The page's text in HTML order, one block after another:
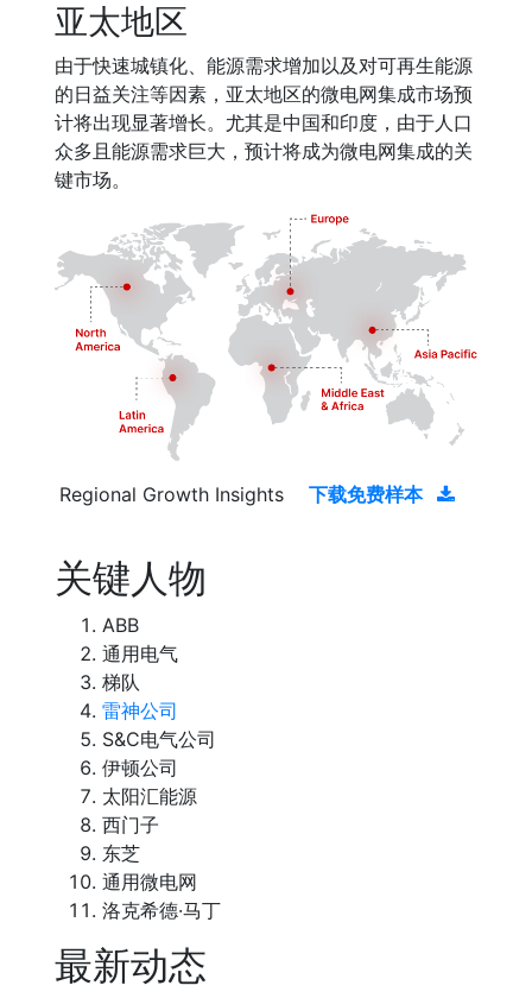
亚太地区
由于快速城镇化、能源需求增加以及对可再生能源
的日益关注等因素，亚太地区的微电网集成市场预
计将出现显著增长。尤其是中国和印度，由于人口
众多且能源需求巨大，预计将成为微电网集成的关
键市场。
Regional Growth Insights 下载免费样本
关键人物
ABB
通用电气
梯队
雷神公司
S&C电气公司
伊顿公司
太阳汇能源
西门子
东芝
通用微电网
洛克希德·马丁
最新动态